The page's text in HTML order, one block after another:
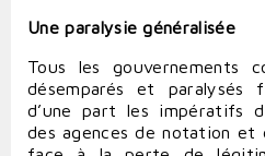
Une paralysie généralisée
Tous les gouvernements
désemparés et paralysés
d’une part les impératifs
des agences de notation et